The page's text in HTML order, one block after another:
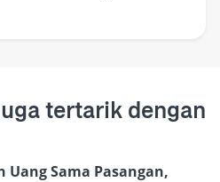
tertarik dengan
Uang Sama Pasangan,